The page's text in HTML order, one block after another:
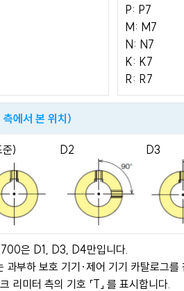
P: P7
M: M7
N: N7
K: K7
R: R7
에서 본 위치)
) D2 D3
은 D1, D3, D4만입니다.
부하 보호 기기·제어 기기 카탈로그를
리미터 측의 기호 「T」 를 표시합니다.